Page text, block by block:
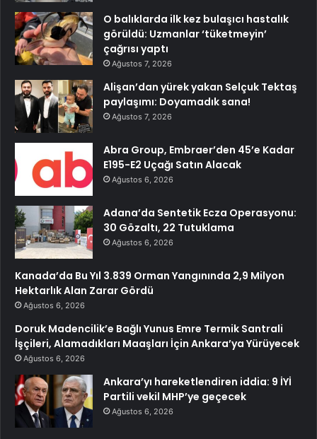
O balıklarda ilk kez bulaşıcı hastalık
görüldü: Uzmanlar ‘tüketmeyin’
çağrısı yaptı
Ağustos 7, 2026
Alişan’dan yürek yakan Selçuk Tektaş
paylaşımı: Doyamadık sana!
Ağustos 7, 2026
Abra Group, Embraer’den 45’e Kadar
E195-E2 Uçağı Satın Alacak
Ağustos 6, 2026
Adana’da Sentetik Ecza Operasyonu:
30 Gözaltı, 22 Tutuklama
Ağustos 6, 2026
Kanada’da Bu Yıl 3.839 Orman Yangınında 2,9 Milyon
Hektarlık Alan Zarar Gördü
Ağustos 6, 2026
Doruk Madencilik’e Bağlı Yunus Emre Termik Santrali
İşçileri, Alamadıkları Maaşları İçin Ankara’ya Yürüyecek
Ağustos 6, 2026
Ankara’yı hareketlendiren iddia: 9 İYİ
Partili vekil MHP’ye geçecek
Ağustos 6, 2026